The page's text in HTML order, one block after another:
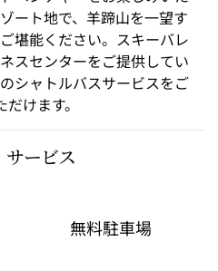
ート地で、羊蹄山を一望す
堪能ください。スキーバレ
スセンターをご提供してい
シャトルバスサービスをご
けます。
サービス
無料駐車場